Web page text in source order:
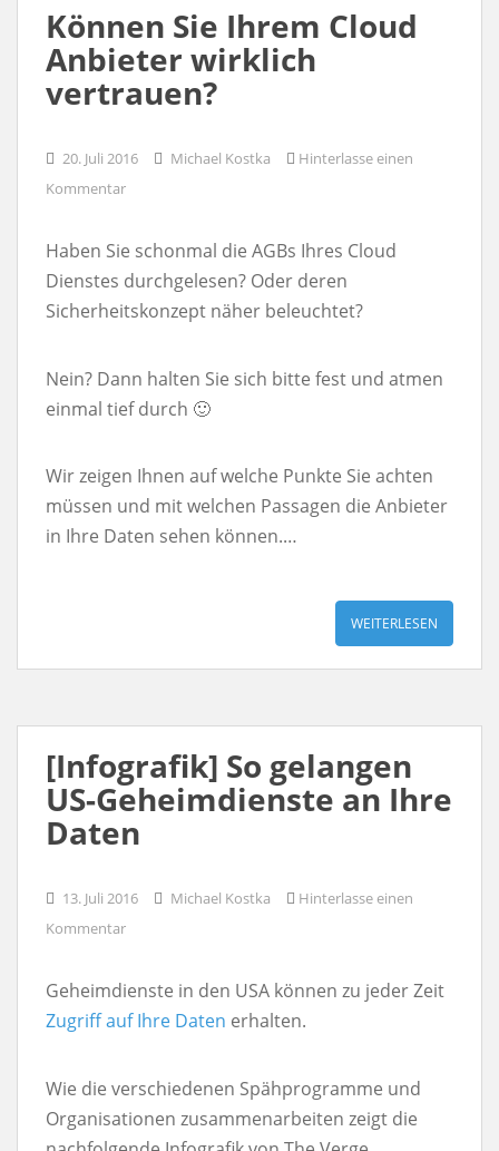
Können Sie Ihrem Cloud
Anbieter wirklich
vertrauen?
20. Juli 2016 Michael Kostka
Hinterlasse einen
Kommentar
Haben Sie schonmal die AGBs Ihres Cloud
Dienstes durchgelesen? Oder deren
Sicherheitskonzept näher beleuchtet?
Nein? Dann halten Sie sich bitte fest und atmen
einmal tief durch 🙂
Wir zeigen Ihnen auf welche Punkte Sie achten
müssen und mit welchen Passagen die Anbieter
in Ihre Daten sehen können.…
WEITERLESEN
[Infografik] So gelangen
US-Geheimdienste an Ihre
Daten
13. Juli 2016 Michael Kostka
Hinterlasse einen
Kommentar
Geheimdienste in den USA können zu jeder Zeit
Zugriff auf Ihre Daten erhalten.
Wie die verschiedenen Spähprogramme und
Organisationen zusammenarbeiten zeigt die